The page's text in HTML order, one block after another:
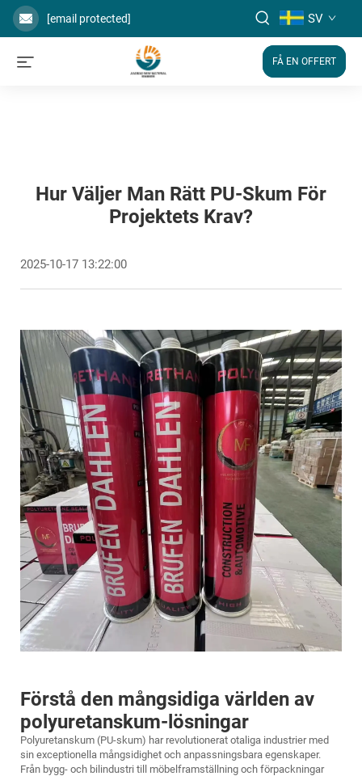
[email protected] SV
FÅ EN OFFERT
Hur Väljer Man Rätt PU-Skum För
Projektets Krav?
2025-10-17 13:22:00
Förstå den mångsidiga världen av
polyuretanskum-lösningar
Polyuretanskum (PU-skum) har revolutionerat otaliga industrier med
sin exceptionella mångsidighet och anpassningsbara egenskaper.
Från bygg- och bilindustri till möbelframställning och förpackningar